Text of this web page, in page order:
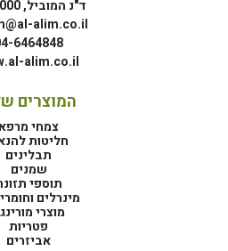
ד"נ המוביל, 1791000
alim.co.il
6464848
alim.co.il
המוצרים
צמחי מרפא
חליטות
תבלינים
שמנים
תוספי
מינרלים
מוצרי
פטריות
אביזרים